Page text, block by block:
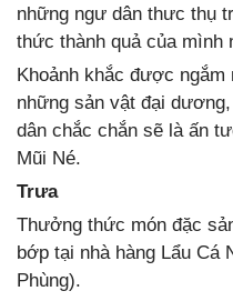
những ngư dân thưc thụ
thức thành quả của mình
Khoảnh khắc được
những sản vật đại
dân chắc chắn sẽ là ấn
Mũi Né.
Trưa
Thưởng thức món đặc
bớp tại nhà hàng Lẩu Cá
Phùng).